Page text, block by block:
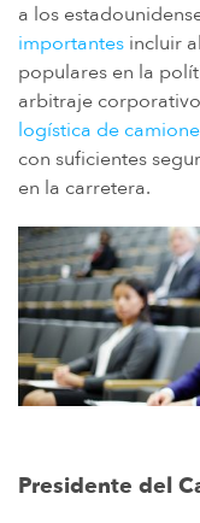
a los
importantes incluir
populares en la
arbitraje
logística de
con suficientes
en la carretera.
Presidente del